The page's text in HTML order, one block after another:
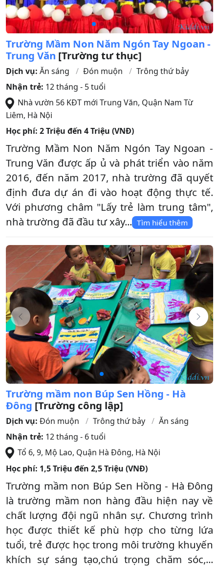
Trường Mầm Non Năm Ngón Tay Ngoan -
Trung Văn [Trường tư thục]
Dịch vụ: Ăn sáng Đón muộn
Trông thứ bảy
Nhận trẻ: 12 tháng - 5 tuổi
Nhà vườn 56 KĐT mới Trung Văn, Quận Nam Từ
Liêm, Hà Nội
Học phí: 2 Triệu đến 4 Triệu (VNĐ)
Trường Mầm Non Năm Ngón Tay Ngoan -
Trung Văn được ấp ủ và phát triển vào năm
2016, đến năm 2017, nhà trường đã quyết
định đưa dự án đi vào hoạt động thực tế.
Với phương châm "Lấy trẻ làm trung tâm",
nhà trường đã đầu tư xây... Tìm hiểu thêm
Trường mầm non Búp Sen Hồng - Hà
Đông [Trường công lập]
Dịch vụ: Đón muộn Trông thứ bảy
Ăn sáng
Nhận trẻ: 12 tháng - 6 tuổi
Tổ 6, 9, Mộ Lao, Quận Hà Đông, Hà Nội
Học phí: 1,5 Triệu đến 2,5 Triệu (VNĐ)
Trường mầm non Búp Sen Hồng - Hà Đông
là trường mầm non hàng đầu hiện nay về
chất lượng đội ngũ nhân sự. Chương trình
học được thiết kế phù hợp cho từng lứa
tuổi, trẻ được học trong môi trường khuyến
khích sự sáng tạo,chú trọng chăm sóc,...